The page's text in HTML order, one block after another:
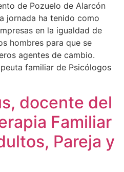
de Pozuelo de Alarcón​
jornada ha tenido como
en la igualdad de
hombres para que se
agentes de cambio.
familiar de Psicólogos
docente del
Familiar
Pareja y